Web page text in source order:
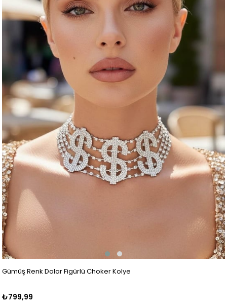
Gümüş Renk Dolar Figürlü Choker Kolye
₺799,99